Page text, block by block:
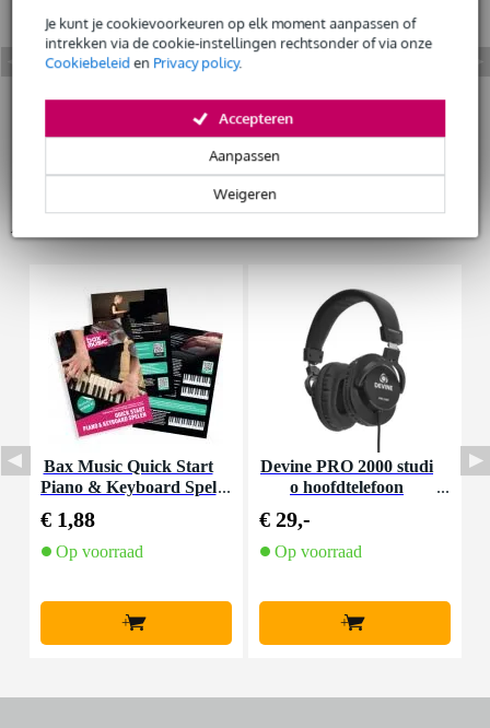
Je kunt je cookievoorkeuren op elk moment aanpassen of
intrekken via de cookie-instellingen rechtsonder of via onze
Cookiebeleiden Privacy policy.
Weigeren
Aanpassen
Accepteren
Bax Music Quick Start
Piano & Keyboard Spel
€ 1,88
Op voorraad
+
Devine PRO 2000 studi
o hoofdtelefoon
€ 29,-
Op voorraad
+